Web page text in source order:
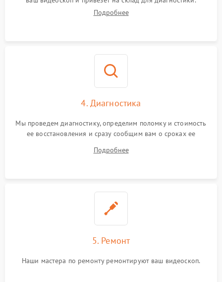
Подробнее
4. Диагностика
Мы проведем диагностику, определим поломку и стоимость
ее восстановления и сразу сообщим вам о сроках ее
Подробнее
5. Ремонт
Наши мастера по ремонту ремонтируют ваш видеоскоп.